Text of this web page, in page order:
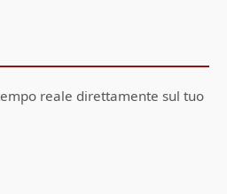
reale direttamente sul tuo